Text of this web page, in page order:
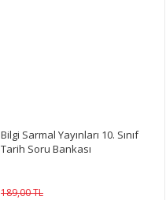
Bilgi Sarmal Yayınları 10. Sınıf
Tarih Soru Bankası
189,00 TL